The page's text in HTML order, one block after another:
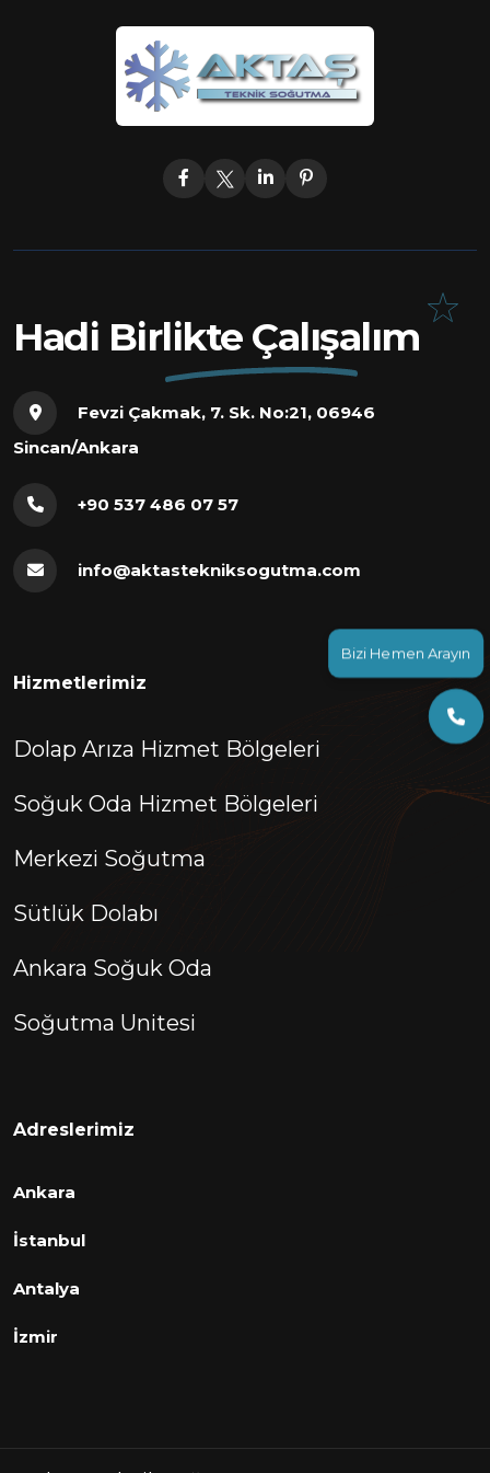
Bizi Hemen Arayın
Hadi Birlikte Çalışalım
Fevzi Çakmak, 7. Sk. No:21, 06946
Sincan/Ankara
+90 537 486 07 57
info@aktastekniksogutma.com
Hizmetlerimiz
Dolap Arıza Hizmet Bölgeleri
Soğuk Oda Hizmet Bölgeleri
Merkezi Soğutma
Sütlük Dolabı
Ankara Soğuk Oda
Soğutma Unitesi
Adreslerimiz
Ankara
İstanbul
Antalya
İzmir